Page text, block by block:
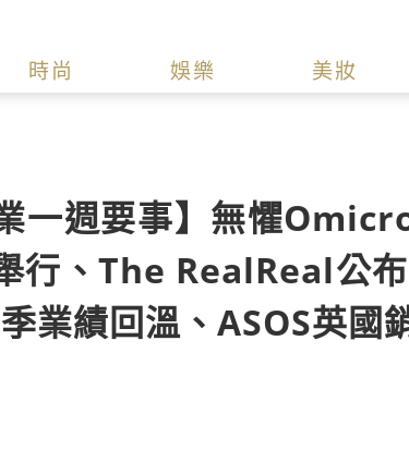
時尚 娛樂 美妝
業一週要事】無懼
行、The RealReal公
業績回溫、ASOS英國